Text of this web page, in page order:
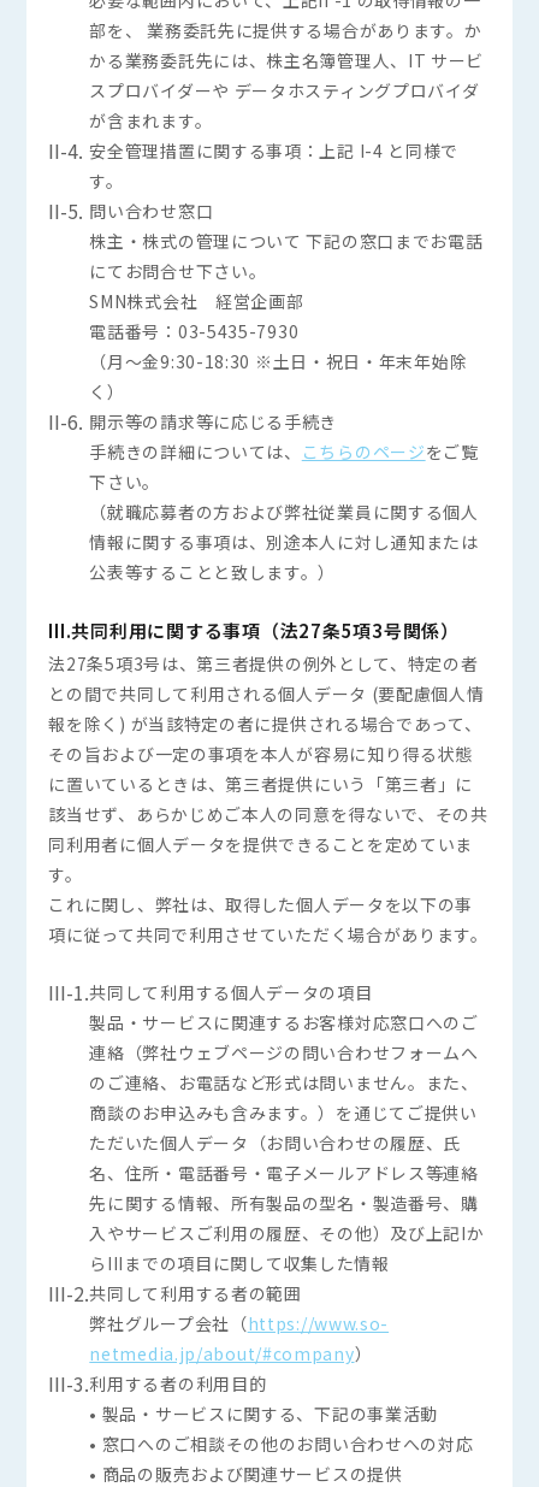
部を、 業務委託先に提供する場合があります。か
かる業務委託先には、株主名簿管理人、IT サービ
スプロバイダーや データホスティングプロバイダ
が含まれます。
II-4. 安全管理措置に関する事項：上記 I-4 と同様で
す。
II-5. 問い合わせ窓口
株主・株式の管理について 下記の窓口までお電話
にてお問合せ下さい。
SMN株式会社 経営企画部
電話番号：03-5435-7930
（月～金9:30-18:30 ※土日・祝日・年末年始除
く）
II-6. 開示等の請求等に応じる手続き
手続きの詳細については、
こちらのページをご覧
下さい。
（就職応募者の方および弊社従業員に関する個人
情報に関する事項は、別途本人に対し通知または
公表等することと致します。）
III.共同利用に関する事項（法27条5項3号関係）
法27条5項3号は、第三者提供の例外として、特定の者
との間で共同して利用される個人データ (要配慮個人情
報を除く) が当該特定の者に提供される場合であって、
その旨および一定の事項を本人が容易に知り得る状態
に置いているときは、第三者提供にいう「第三者」に
該当せず、あらかじめご本人の同意を得ないで、その共
同利用者に個人データを提供できることを定めていま
す。
これに関し、弊社は、取得した個人データを以下の事
項に従って共同で利用させていただく場合があります。
III-1.共同して利用する個人データの項目
製品・サービスに関連するお客様対応窓口へのご
連絡（弊社ウェブページの問い合わせフォームへ
のご連絡、お電話など形式は問いません。また、
商談のお申込みも含みます。）を通じてご提供い
ただいた個人データ（お問い合わせの履歴、氏
名、住所・電話番号・電子メールアドレス等連絡
先に関する情報、所有製品の型名・製造番号、購
入やサービスご利用の履歴、その他）及び上記Iか
らIIIまでの項目に関して収集した情報
III-2.共同して利用する者の範囲
弊社グループ会社（https://www.so-
netmedia.jp/about/#company）
III-3.利用する者の利用目的
• 製品・サービスに関する、下記の事業活動
• 窓口へのご相談その他のお問い合わせへの対応
• 商品の販売および関連サービスの提供